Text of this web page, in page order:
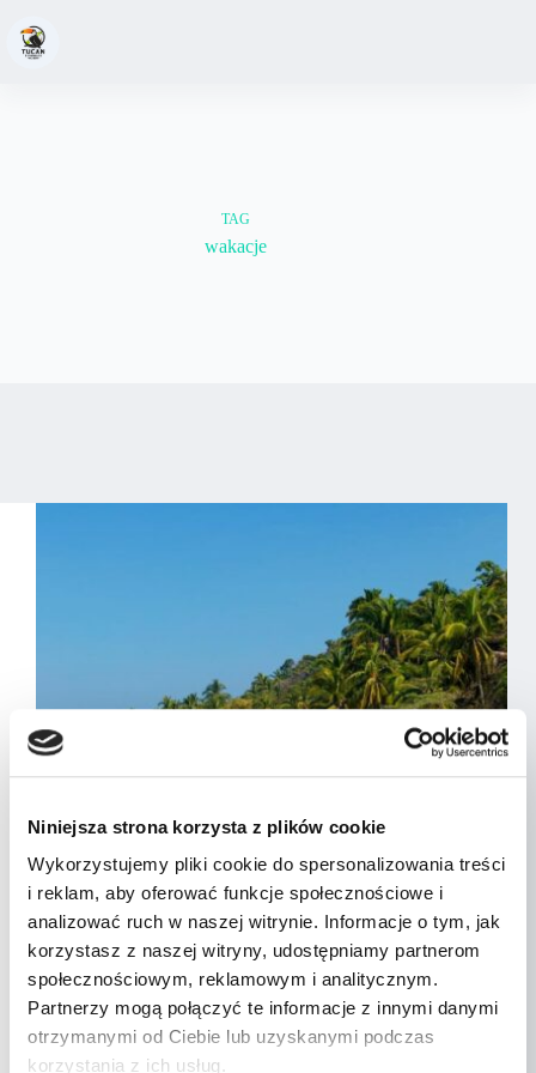
Niniejsza strona korzysta z plików cookie
Wykorzystujemy pliki cookie do spersonalizowania treści
i reklam, aby oferować funkcje społecznościowe i
analizować ruch w naszej witrynie. Informacje o tym, jak
korzystasz z naszej witryny, udostępniamy partnerom
społecznościowym, reklamowym i analitycznym.
Partnerzy mogą połączyć te informacje z innymi danymi
otrzymanymi od Ciebie lub uzyskanymi podczas
korzystania z ich usług.
TAG
wakacje
Meksyk
Meksyk – Wybrzeże Pacyfiku